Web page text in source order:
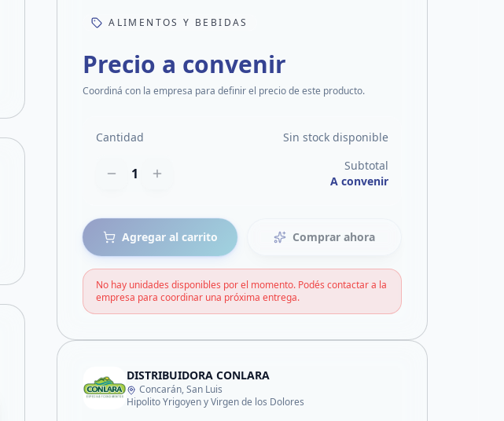
ALIMENTOS Y BEBIDAS
Precio a convenir
Coordiná con la empresa para definir el precio de este producto.
Cantidad Sin stock disponible
1
Subtotal
A convenir
Agregar al carrito Comprar ahora
No hay unidades disponibles por el momento. Podés contactar a la
empresa para coordinar una próxima entrega.
DISTRIBUIDORA CONLARA
Concarán, San Luis
Hipolito Yrigoyen y Virgen de los Dolores